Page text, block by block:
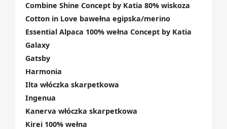
Combine Shine Concept by Katia 80% wiskoza
Cotton in Love bawełna egipska/merino
Essential Alpaca 100% wełna Concept by Katia
Galaxy
Gatsby
Harmonia
Ilta włóczka skarpetkowa
Ingenua
Kanerva włóczka skarpetkowa
Kirei 100% wełna